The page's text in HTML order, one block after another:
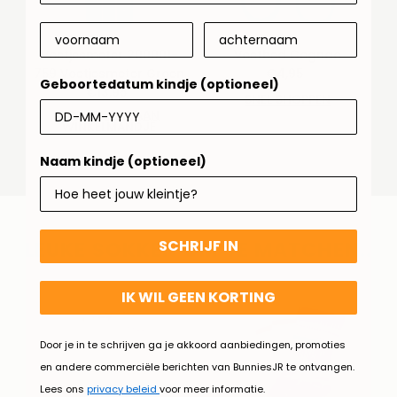
Voetjesmeter 200001-
Normale
prijs
€13,95
TOEVOEGEN AAN
WINKELMANDJE
Voetbed Cognac
€4,95
SNEL SHOPPEN
LEUKE SOKKEN OM TE MATCHEN..
Geboortedatum kindje (optioneel)
Naam kindje (optioneel)
SCHRIJF IN
IK WIL GEEN KORTING
Door je in te schrijven ga je akkoord aanbiedingen, promoties
en andere commerciële berichten van BunniesJR te ontvangen.
Lees ons privacy beleid voor meer informatie.